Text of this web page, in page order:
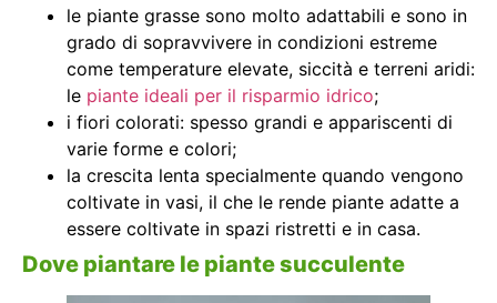
le piante grasse sono molto adattabili e sono in
grado di sopravvivere in condizioni estreme
come temperature elevate, siccità e terreni aridi:
le piante ideali per il risparmio idrico;
i fiori colorati: spesso grandi e appariscenti di
varie forme e colori;
la crescita lenta specialmente quando vengono
coltivate in vasi, il che le rende piante adatte a
essere coltivate in spazi ristretti e in casa.
Dove piantare le piante succulente